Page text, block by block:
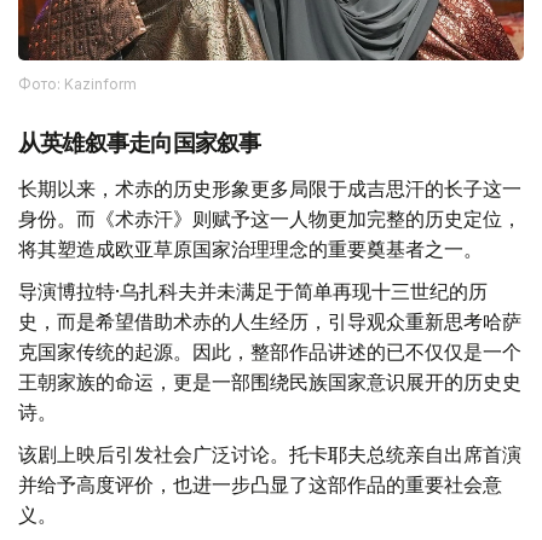
Фото: Kazinform
从英雄叙事走向国家叙事
长期以来，术赤的历史形象更多局限于成吉思汗的长子这一
身份。而《术赤汗》则赋予这一人物更加完整的历史定位，
将其塑造成欧亚草原国家治理理念的重要奠基者之一。
导演博拉特·乌扎科夫并未满足于简单再现十三世纪的历
史，而是希望借助术赤的人生经历，引导观众重新思考哈萨
克国家传统的起源。因此，整部作品讲述的已不仅仅是一个
王朝家族的命运，更是一部围绕民族国家意识展开的历史史
诗。
该剧上映后引发社会广泛讨论。托卡耶夫总统亲自出席首演
并给予高度评价，也进一步凸显了这部作品的重要社会意
义。